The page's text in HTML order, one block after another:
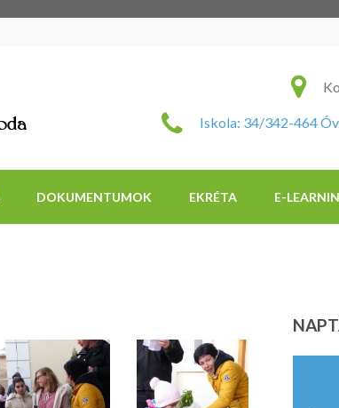
Szent Imre Római
Iskola: 34/342-464
DOKUMENTUMOK EKRÉTA E-